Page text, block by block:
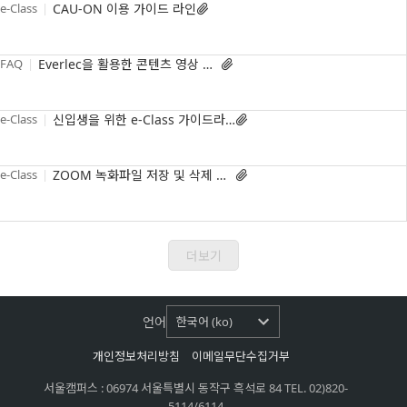
e-Class CAU-ON 이용 가이드 라인 
FAQ Everlec을 활용한 콘텐츠 영상 제작하기 
e-Class 신입생을 위한 e-Class 가이드라인
e-Class ZOOM 녹화파일 저장 및 삭제 가이드라인 
더보기
언어 한국어 (ko)
개인정보처리방침
이메일무단수집거부
서울캠퍼스 : 06974 서울특별시 동작구 흑석로 84 TEL. 02)820-